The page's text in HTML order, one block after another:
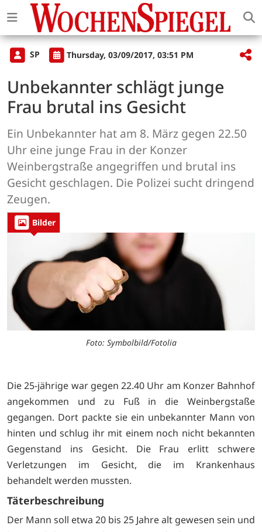
SP Thursday, 03/09/2017, 03:51 PM
Unbekannter schlägt junge
Frau brutal ins Gesicht
Ein Unbekannter hat am 8. März gegen 22.50
Uhr eine junge Frau in der Konzer
Weinbergstraße angegriffen und brutal ins
Gesicht geschlagen. Die Polizei sucht dringend
Zeugen.
Bilder
Foto: Symbolbild/Fotolia
Die 25-jährige war gegen 22.40 Uhr am Konzer Bahnhof
angekommen und zu Fuß in die Weinbergstaße
gegangen. Dort packte sie ein unbekannter Mann von
hinten und schlug ihr mit einem noch nicht bekannten
Gegenstand ins Gesicht. Die Frau erlitt schwere
Verletzungen im Gesicht, die im Krankenhaus
behandelt werden mussten.
Täterbeschreibung
Der Mann soll etwa 20 bis 25 Jahre alt gewesen sein und